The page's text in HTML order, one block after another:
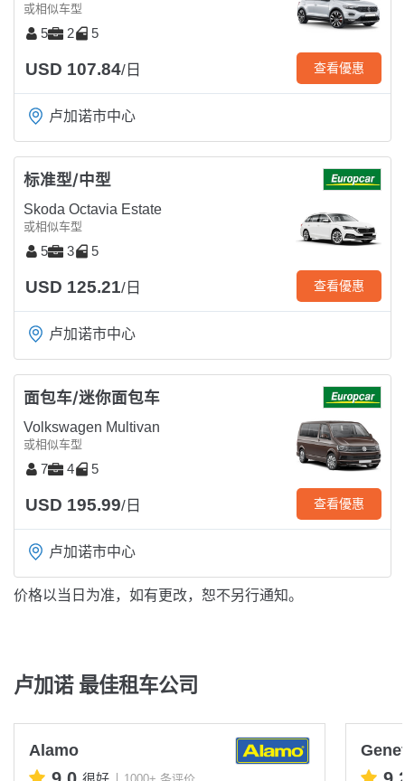
或相似车型
5 2 5
USD 107.84/日 查看優惠
卢加诺市中心
标准型/中型
Skoda Octavia Estate
或相似车型
5 3 5
USD 125.21/日 查看優惠
卢加诺市中心
面包车/迷你面包车
Volkswagen Multivan
或相似车型
7 4 5
USD 195.99/日 查看優惠
卢加诺市中心
价格以当日为准，如有更改，恕不另行通知。
卢加诺 最佳租车公司
Alamo